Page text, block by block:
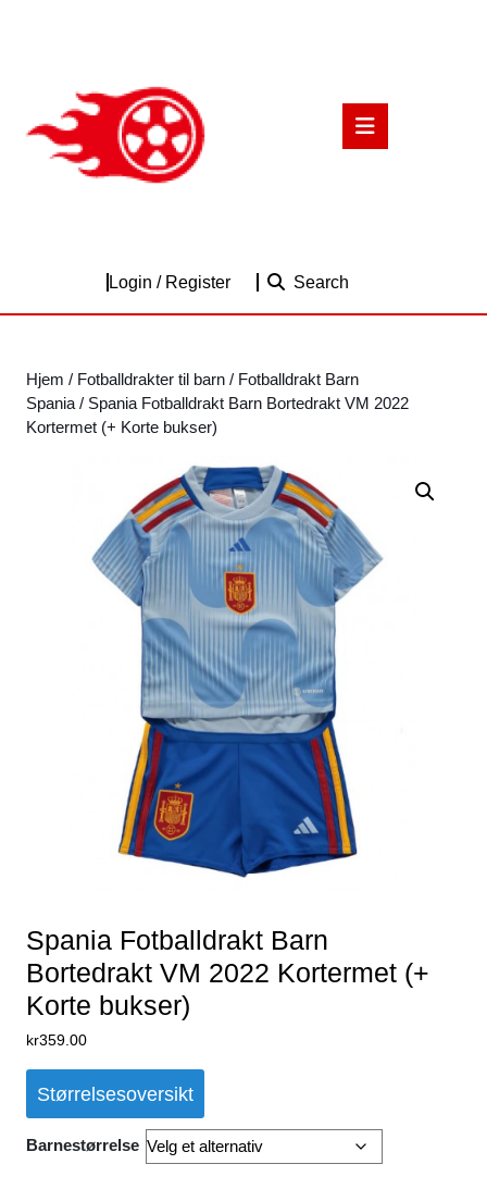
Login / RegisterLogin
Search
Hjem / Fotballdrakter til barn / Fotballdrakt Barn
Spania / Spania Fotballdrakt Barn Bortedrakt VM 2022
Kortermet (+ Korte bukser)
Spania Fotballdrakt Barn
Bortedrakt VM 2022 Kortermet (+
Korte bukser)
kr359.00
Størrelsesoversikt
Barnestørrelse